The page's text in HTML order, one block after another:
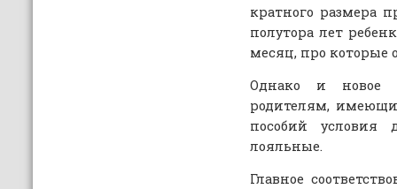
кратного размера
полутора лет
месяц, про которые
Однако и новое
родителям,
пособий условия
лояльные.
Главное